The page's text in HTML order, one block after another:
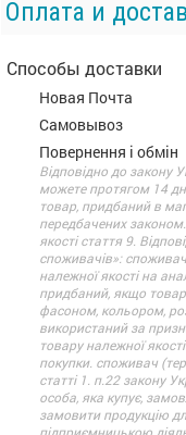
Оплата и
Способы доставки
Новая Почта
Самовывоз
Повернення і обмін
Відповідно до закону
можете протягом 14
товар, придбаний в
передбачених
якості стаття 9.
споживачів»:
належної якості на
придбаний, якщо
фасоном, кольором,
використаний за
товару належної
покупки. споживач
статті 1. п.22 закону
особа, яка купує,
замовити продукцію